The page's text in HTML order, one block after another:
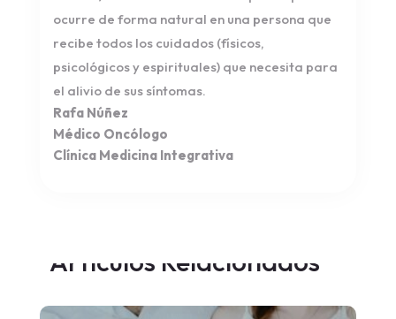
ocurre de forma natural en una persona que
recibe todos los cuidados (físicos,
psicológicos y espirituales) que necesita para
el alivio de sus síntomas.
Rafa Núñez
Médico Oncólogo
Clínica Medicina Integrativa